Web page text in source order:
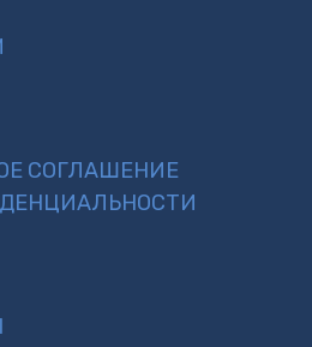
СОГЛАШЕНИЕ